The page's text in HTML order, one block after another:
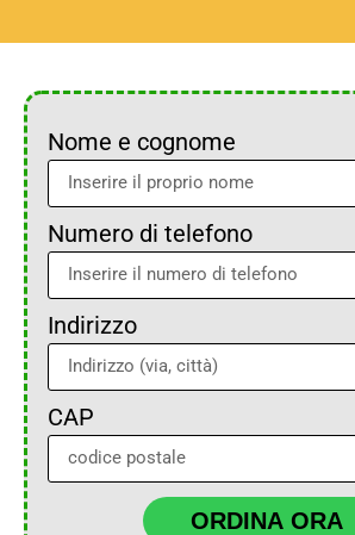
Nome e cognome
Numero di telefono
Indirizzo
CAP
ORDINA ORA